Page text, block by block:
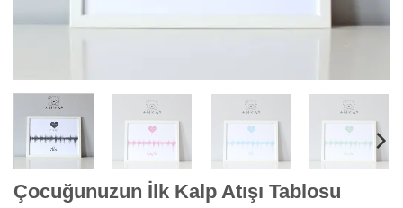
Çocuğunuzun İlk Kalp Atışı Tablosu